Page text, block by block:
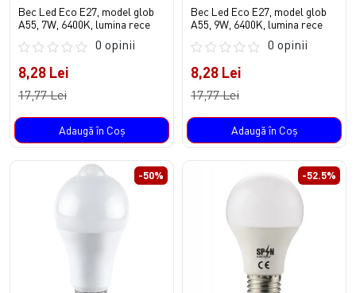
Bec Led Eco E27, model glob
A55, 7W, 6400K, lumina rece
0 opinii
8,28 Lei
17,77 Lei
Adaugă în Coş
Bec Led Eco E27, model glob
A55, 9W, 6400K, lumina rece
0 opinii
8,28 Lei
17,77 Lei
Adaugă în Coş
-50% -52.5%